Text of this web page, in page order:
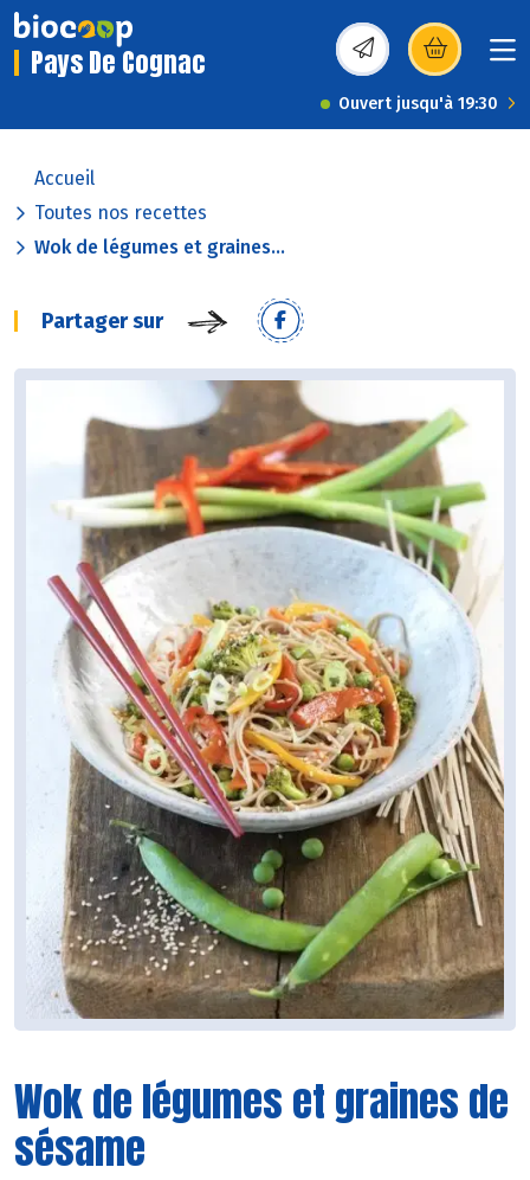
Pays De Cognac (s’ouvre dans une
Ouvert jusqu'à 19:30
Accueil
Toutes nos recettes
Wok de légumes et graines...
Partager sur
Wok de légumes et graines de
sésame